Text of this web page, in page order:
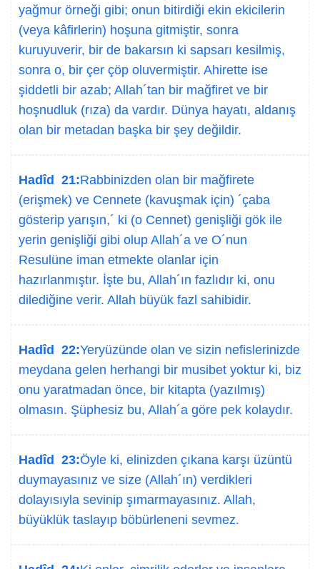
yağmur örneği gibi; onun bitirdiği ekin ekicilerin
(veya kâfirlerin) hoşuna gitmiştir, sonra
kuruyuverir, bir de bakarsın ki sapsarı kesilmiş,
sonra o, bir çer çöp oluvermiştir. Ahirette ise
şiddetli bir azab; Allah´tan bir mağfiret ve bir
hoşnudluk (rıza) da vardır. Dünya hayatı, aldanış
olan bir metadan başka bir şey değildir.
Hadîd 21:Rabbinizden olan bir mağfirete
(erişmek) ve Cennete (kavuşmak için) ´çaba
gösterip yarışın,´ ki (o Cennet) genişliği gök ile
yerin genişliği gibi olup Allah´a ve O´nun
Resulüne iman etmekte olanlar için
hazırlanmıştır. İşte bu, Allah´ın fazlıdır ki, onu
dilediğine verir. Allah büyük fazl sahibidir.
Hadîd 22:Yeryüzünde olan ve sizin nefislerinizde
meydana gelen herhangi bir musibet yoktur ki, biz
onu yaratmadan önce, bir kitapta (yazılmış)
olmasın. Şüphesiz bu, Allah´a göre pek kolaydır.
Hadîd 23:Öyle ki, elinizden çıkana karşı üzüntü
duymayasınız ve size (Allah´ın) verdikleri
dolayısıyla sevinip şımarmayasınız. Allah,
büyüklük taslayıp böbürleneni sevmez.